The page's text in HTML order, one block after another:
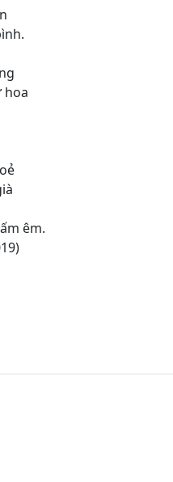
hoa
êm.